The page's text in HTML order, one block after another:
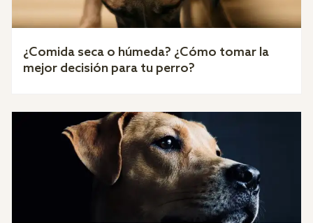
¿Comida seca o húmeda? ¿Cómo tomar la
mejor decisión para tu perro?